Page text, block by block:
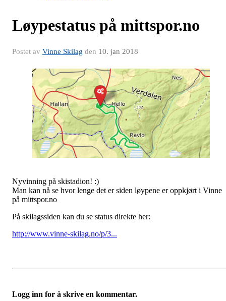
Løypestatus på mittspor.no
Postet av Vinne Skilag den 10. jan 2018
Nyvinning på skistadion! :)
Man kan nå se hvor lenge det er siden løypene er oppkjørt i Vinne
på mittspor.no
På skilagssiden kan du se status direkte her:
http://www.vinne-skilag.no/p/3...
Logg inn for å skrive en kommentar.